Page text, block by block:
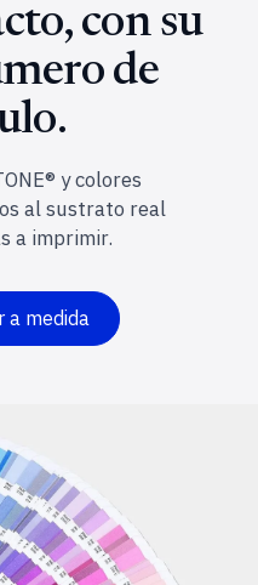
con su
de
y colores
al sustrato real
a imprimir.
a medida